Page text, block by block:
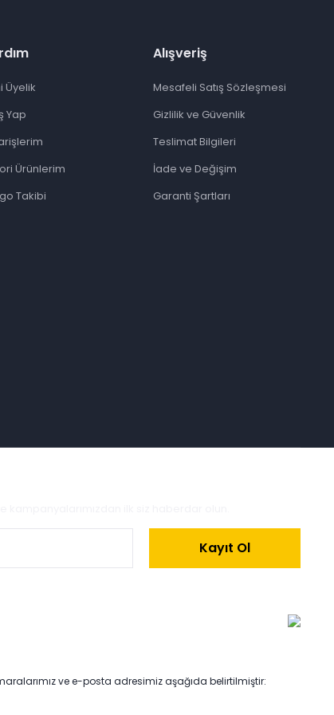
Üyelik
Yap
Ürünlerim
Takibi
Alışveriş
Mesafeli Satış Sözleşmesi
Gizlilik ve Güvenlik
Teslimat Bilgileri
İade ve Değişim
Garanti Şartları
Kayıt Ol
ve e-posta adresimiz aşağıda belirtilmiştir: